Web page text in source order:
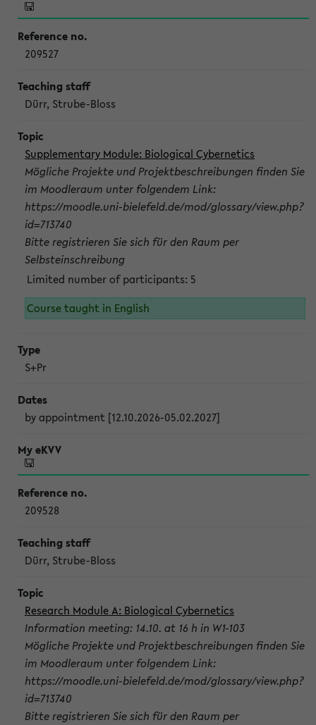
209527
Dürr, Strube-Bloss
Supplementary Module: Biological Cybernetics
Mögliche Projekte und Projektbeschreibungen finden Sie
im Moodleraum unter folgendem Link:
https://moodle.uni-bielefeld.de/mod/glossary/view.php?
id=713740
Bitte registrieren Sie sich für den Raum per
Selbsteinschreibung
Limited number of participants: 5
Course taught in English
S+Pr
by appointment [12.10.2026-05.02.2027]
209528
Dürr, Strube-Bloss
Research Module A: Biological Cybernetics
Information meeting: 14.10. at 16 h in W1-103
Mögliche Projekte und Projektbeschreibungen finden Sie
im Moodleraum unter folgendem Link:
https://moodle.uni-bielefeld.de/mod/glossary/view.php?
id=713740
Bitte registrieren Sie sich für den Raum per